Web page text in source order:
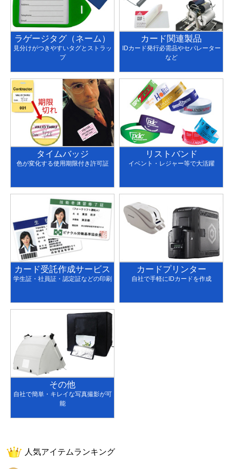
ラゲージタグ（ネーム）
見分けがつきやすいタグとストラッ
プ
カード関連製品
IDカード発行必需品やセパレーター
など
タイムバッジ
色が変化する使用期限付き許可証
リストバンド
イベント・レジャー等で大活躍
カード受託作成サービス
学生証・社員証・認定証などの印刷
カードプリンター
自社で手軽にIDカードを作成
その他
自社で簡単・キレイな写真撮影が可
能
人気アイテムランキング